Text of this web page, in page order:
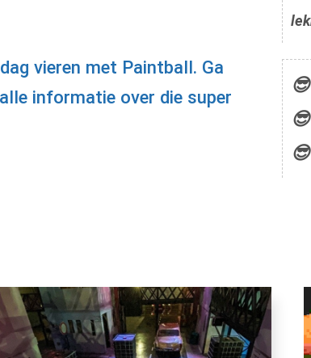
vieren met Paintball. Ga
informatie over die super